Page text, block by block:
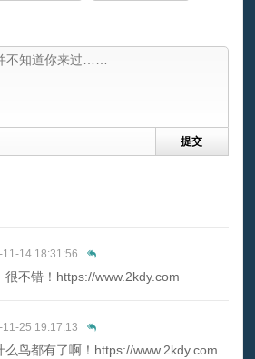
11-14 18:31:56
很不错！https://www.2kdy.com
11-25 19:17:13
么鸟都有了啊！https://www.2kdy.com